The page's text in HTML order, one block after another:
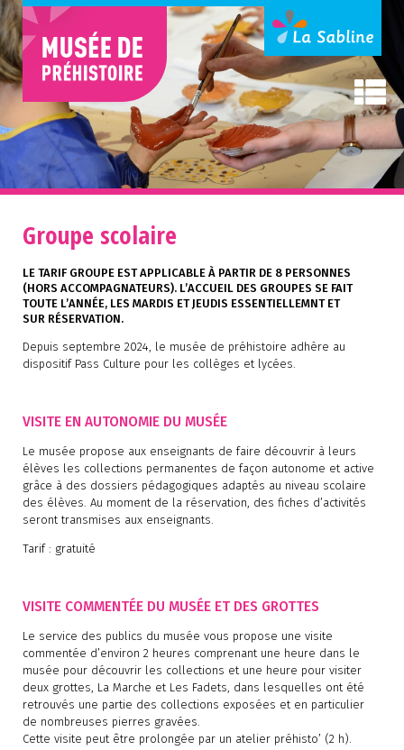
Groupe scolaire
LE TARIF GROUPE EST APPLICABLE À PARTIR DE 8 PERSONNES
(HORS ACCOMPAGNATEURS). L’ACCUEIL DES GROUPES SE FAIT
TOUTE L’ANNÉE, LES MARDIS ET JEUDIS ESSENTIELLEMNT ET
SUR RÉSERVATION.
Depuis septembre 2024, le musée de préhistoire adhère au
dispositif Pass Culture pour les collèges et lycées.
VISITE EN AUTONOMIE DU MUSÉE
Le musée propose aux enseignants de faire découvrir à leurs
élèves les collections permanentes de façon autonome et active
grâce à des dossiers pédagogiques adaptés au niveau scolaire
des élèves. Au moment de la réservation, des fiches d’activités
seront transmises aux enseignants.
Tarif : gratuité
VISITE COMMENTÉE DU MUSÉE ET DES GROTTES
Le service des publics du musée vous propose une visite
commentée d’environ 2 heures comprenant une heure dans le
musée pour découvrir les collections et une heure pour visiter
deux grottes, La Marche et Les Fadets, dans lesquelles ont été
retrouvés une partie des collections exposées et en particulier
de nombreuses pierres gravées.
Cette visite peut être prolongée par un atelier préhisto’ (2 h).